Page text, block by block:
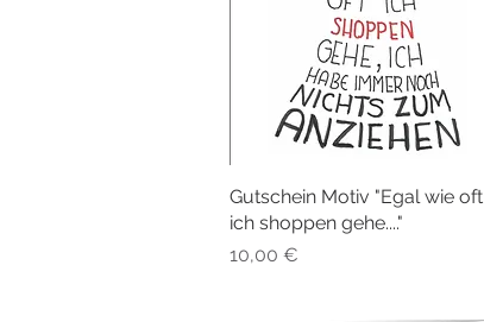
Schnellansicht
Gutschein Motiv "Egal wie oft
ich shoppen gehe...."
Preis
10,00 €